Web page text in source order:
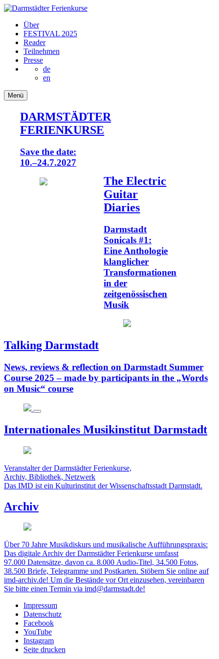
Über
FESTIVAL 2025
Reader
Teilnehmen
Presse
de
en
Menü
DARMSTÄDTER
FERIENKURSE
Save the date:
10.–24.7.2027
The Electric
Guitar
Diaries
Darmstadt
Sonicals #1:
Eine Anthologie
klanglicher
Transformationen
in der
zeitgenössischen
Musik
Talking Darmstadt
News, reviews & reflection on Darmstadt Summer
Course 2025 – made by participants in the „Words
on Music“ course
Internationales Musikinstitut Darmstadt
Veranstalter der Darmstädter Ferienkurse,
Archiv, Bibliothek, Netzwerk
Das IMD ist ein Kulturinstitut der Wissenschaftsstadt Darmstadt.
Archiv
Über 70 Jahre Musikdiskurs und musikalische Aufführungspraxis:
Das digitale Archiv der Darmstädter Ferienkurse umfasst
97.000 Datensätze, davon ca. 8.000 Audio-Titel, 34.500 Fotos,
38.500 Briefe, Telegramme und Postkarten. Stöbern Sie online auf
imd-archiv.de! Um die Bestände vor Ort einzusehen, vereinbaren
Sie bitte einen Termin via imd@darmstadt.de!
Impressum
Datenschutz
Facebook
YouTube
Instagram
Seite drucken